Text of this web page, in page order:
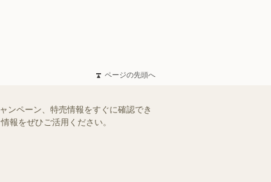
ページの先頭へ
ンペーン、特売情報をすぐに確認でき
報をぜひご活用ください。